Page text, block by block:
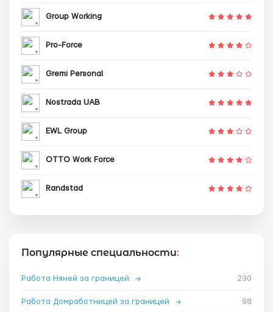
Group Working
Pro-Force
Gremi Personal
Nostrada UAB
EWL Group
OTTO Work Force
Randstad
Популярные специальности:
Работа Няней за границей → 230
Работа Домработницей за границей → 98